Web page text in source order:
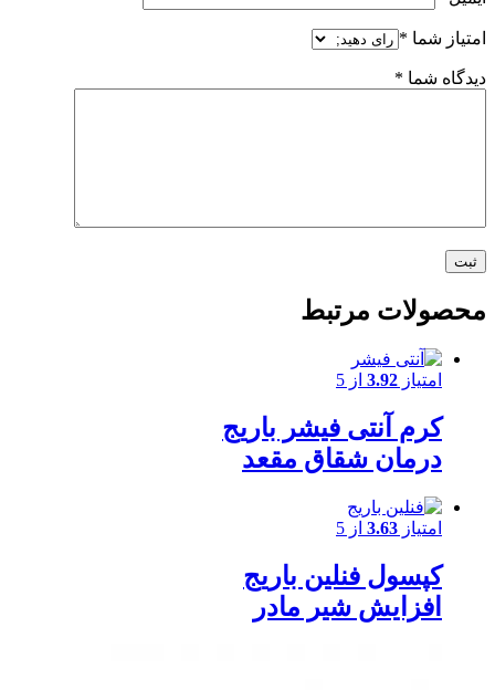
شما*
شما*
مرتبط
3.92از 5
کرم آنتی فیشر باریج
درمان شقاق مقعد
3.63از 5
کپسول فنلین باریج
افزایش شیر مادر